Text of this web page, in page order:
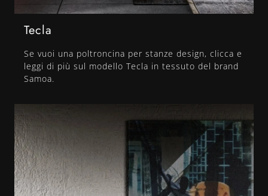
Tecla
Se vuoi una poltroncina per stanze design, clicca e
leggi di più sul modello Tecla in tessuto del brand
Samoa.